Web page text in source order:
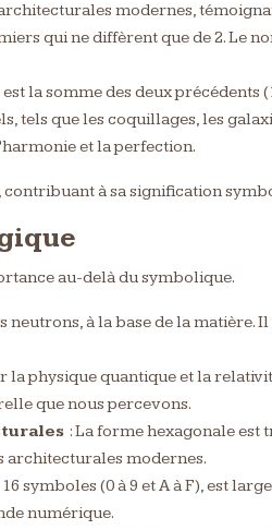
modernes,
qui ne diffèrent que de 2. Le
la somme des deux précédents
que les coquillages, les
et la perfection.
à sa signification
au-delà du symbolique.
à la base de la matière.
la physique quantique et la
que nous percevons.
: La forme hexagonale est
architecturales modernes.
symboles (0 à 9 et A à F), est
numérique.